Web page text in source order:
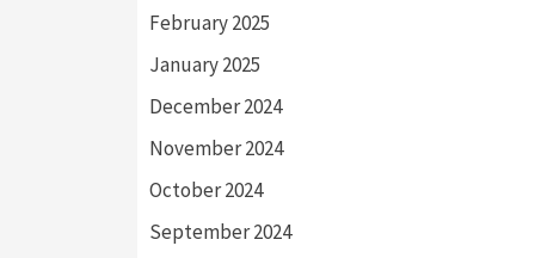
February 2025
January 2025
December 2024
November 2024
October 2024
September 2024